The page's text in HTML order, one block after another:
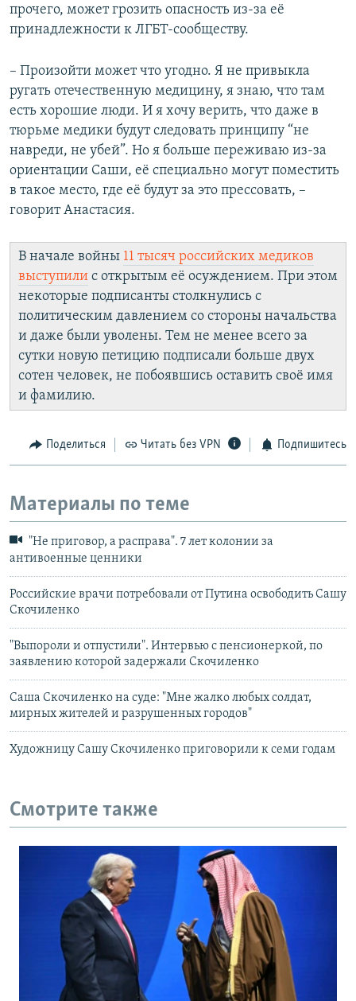
прочего, может грозить опасность из-за её
принадлежности к ЛГБТ-сообществу.
– Произойти может что угодно. Я не привыкла
ругать отечественную медицину, я знаю, что там
есть хорошие люди. И я хочу верить, что даже в
тюрьме медики будут следовать принципу “не
навреди, не убей”. Но я больше переживаю из-за
ориентации Саши, её специально могут поместить
в такое место, где её будут за это прессовать, –
говорит Анастасия.
В начале войны 11 тысяч российских медиков
выступили с открытым её осуждением. При этом
некоторые подписанты столкнулись с
политическим давлением со стороны начальства
и даже были уволены. Тем не менее всего за
сутки новую петицию подписали больше двух
сотен человек, не побоявшись оставить своё имя
и фамилию.
Поделиться Читать без VPN Подпишитесь
Материалы по теме
"Не приговор, а расправа". 7 лет колонии за
антивоенные ценники
Российские врачи потребовали от Путина освободить Сашу
Скочиленко
"Выпороли и отпустили". Интервью с пенсионеркой, по
заявлению которой задержали Скочиленко
Саша Скочиленко на суде: "Мне жалко любых солдат,
мирных жителей и разрушенных городов"
Художницу Сашу Скочиленко приговорили к семи годам
Смотрите также